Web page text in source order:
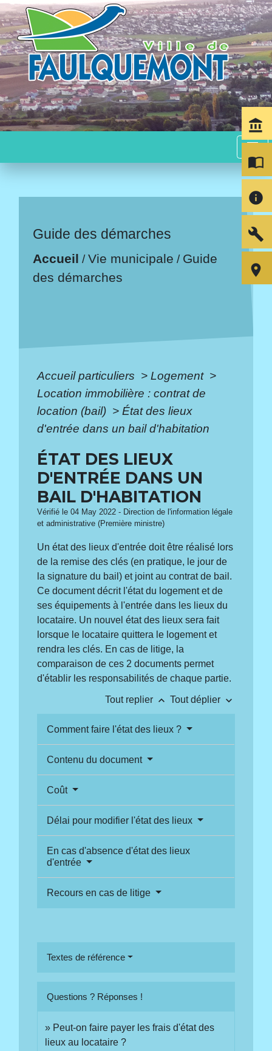
menu
Guide des démarches
Accueil /Vie municipale / Guide
des démarches
Accueil particuliers > Logement >
Location immobilière : contrat de
location (bail) > État des lieux
d'entrée dans un bail d'habitation
ÉTAT DES LIEUX
D'ENTRÉE DANS UN
BAIL D'HABITATION
Vérifié le 04 May 2022 - Direction de l'information légale
et administrative (Première ministre)
Un état des lieux d'entrée doit être réalisé lors
de la remise des clés (en pratique, le jour de
la signature du bail) et joint au contrat de bail.
Ce document décrit l'état du logement et de
ses équipements à l'entrée dans les lieux du
locataire. Un nouvel état des lieux sera fait
lorsque le locataire quittera le logement et
rendra les clés. En cas de litige, la
comparaison de ces 2 documents permet
d'établir les responsabilités de chaque partie.
Tout replier keyboard_arrow_up Tout déplier keyboard_arrow_down
Comment faire l'état des lieux ?
Contenu du document
Coût
Délai pour modifier l'état des lieux
En cas d'absence d'état des lieux
d'entrée
Recours en cas de litige
Textes de référence
Questions ? Réponses !
Peut-on faire payer les frais d'état des
lieux au locataire ?
account_balance
import_contacts
info
build
room